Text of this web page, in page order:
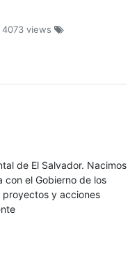
views
de El Salvador. Nacimos
con el Gobierno de los
proyectos y acciones